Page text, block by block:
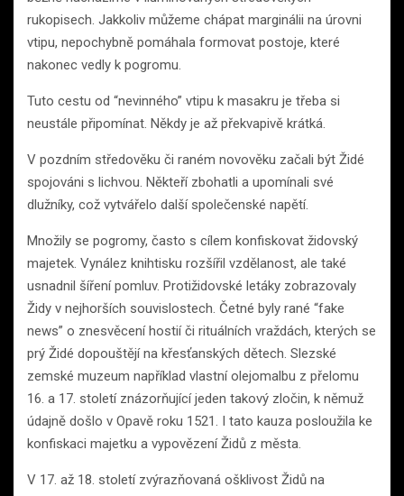
rukopisech. Jakkoliv můžeme chápat marginálii na úrovni
vtipu, nepochybně pomáhala formovat postoje, které
nakonec vedly k pogromu.
Tuto cestu od “nevinného” vtipu k masakru je třeba si
neustále připomínat. Někdy je až překvapivě krátká.
V pozdním středověku či raném novověku začali být Židé
spojováni s lichvou. Někteří zbohatli a upomínali své
dlužníky, což vytvářelo další společenské napětí.
Množily se pogromy, často s cílem konfiskovat židovský
majetek. Vynález knihtisku rozšířil vzdělanost, ale také
usnadnil šíření pomluv. Protižidovské letáky zobrazovaly
Židy v nejhorších souvislostech. Četné byly rané “fake
news” o znesvěcení hostií či rituálních vraždách, kterých se
prý Židé dopouštějí na křesťanských dětech. Slezské
zemské muzeum například vlastní olejomalbu z přelomu
16. a 17. století znázorňující jeden takový zločin, k němuž
údajně došlo v Opavě roku 1521. I tato kauza posloužila ke
konfiskaci majetku a vypovězení Židů z města.
V 17. až 18. století zvýrazňovaná ošklivost Židů na